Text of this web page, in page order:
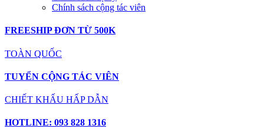
Chính sách cộng tác viên
FREESHIP ĐƠN TỪ 500K
TOÀN QUỐC
TUYỂN CỘNG TÁC VIÊN
CHIẾT KHẤU HẤP DẪN
HOTLINE: 093 828 1316